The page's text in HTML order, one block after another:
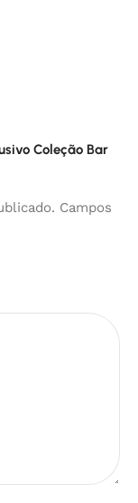
Coleção Bar
Campos